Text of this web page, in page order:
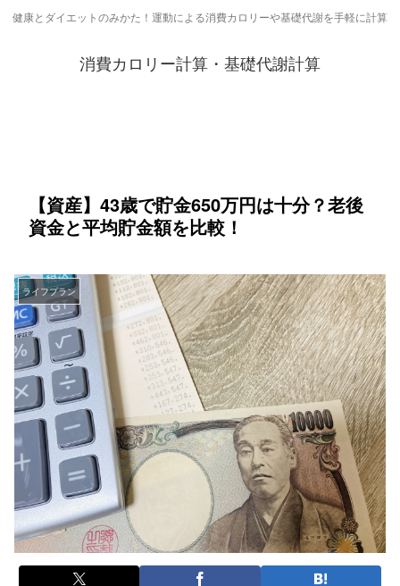
健康とダイエットのみかた！運動による消費カロリーや基礎代謝を手軽に計算
消費カロリー計算・基礎代謝計算
【資産】43歳で貯金650万円は十分？老後
資金と平均貯金額を比較！
ライフプラン